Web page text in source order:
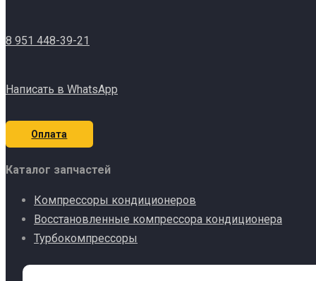
8 951 448-39-21
Написать в WhatsApp
Оплата
Каталог запчастей
Компрессоры кондиционеров
Восстановленные компрессора кондиционера
Турбокомпрессоры